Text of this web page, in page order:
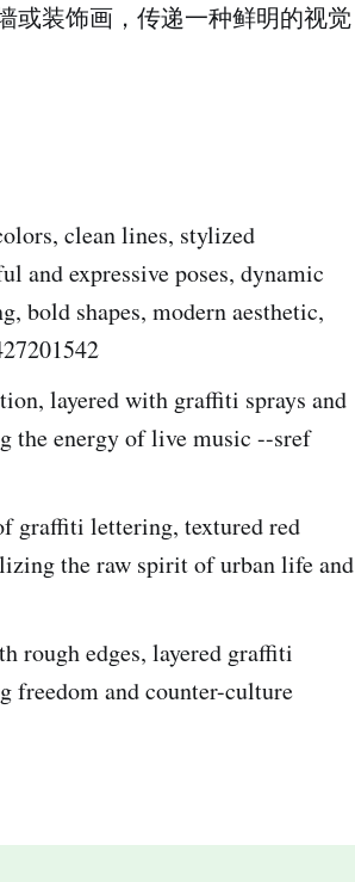
或装饰画，传递一种鲜明的视觉
clean lines, stylized
and expressive poses, dynamic
bold shapes, modern aesthetic,
layered with graffiti sprays and
the energy of live music --sref
graffiti lettering, textured red
the raw spirit of urban life and
rough edges, layered graffiti
freedom and counter-culture